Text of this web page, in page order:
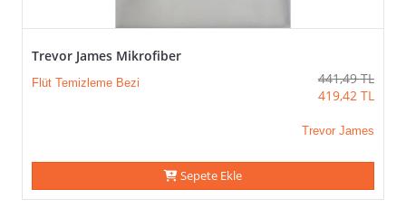
Trevor James Mikrofiber
Flüt Temizleme Bezi 441,49 TL
419,42 TL
Trevor James
Sepete Ekle